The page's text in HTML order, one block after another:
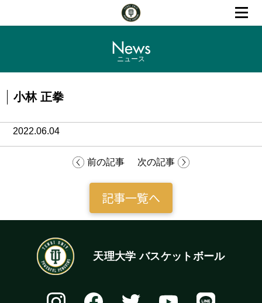
News
ニュース
小林 正拳
2022.06.04
前の記事 次の記事
記事一覧へ
天理大学 バスケットボール